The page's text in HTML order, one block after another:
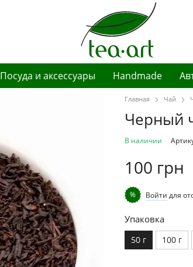
Посуда и аксессуары Handmade
Главная Чай
Черный
В наличии
100 грн
% Войти для
Упаковка
50 г 100 г